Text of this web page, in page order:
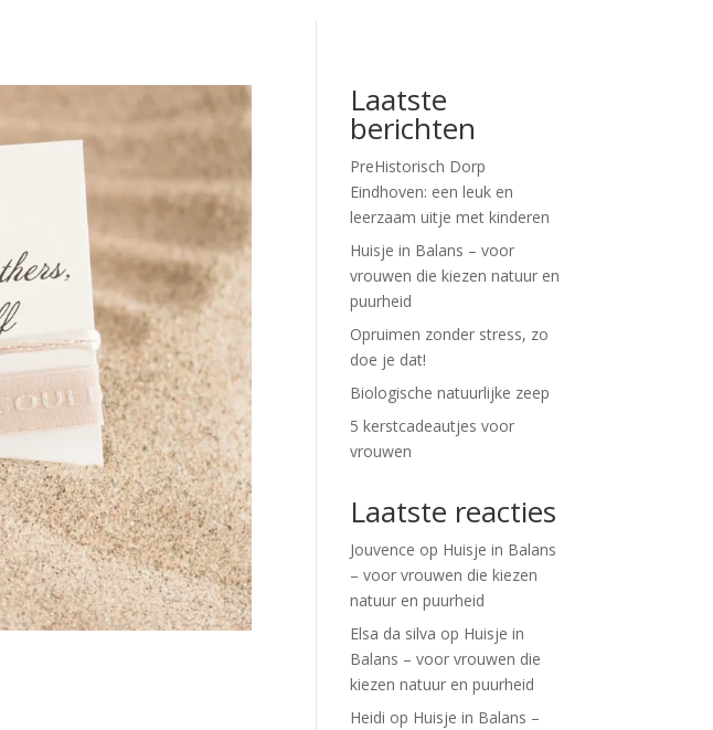
Laatste
berichten
PreHistorisch Dorp
Eindhoven: een leuk en
leerzaam uitje met kinderen
Huisje in Balans – voor
vrouwen die kiezen natuur en
puurheid
Opruimen zonder stress, zo
doe je dat!
Biologische natuurlijke zeep
5 kerstcadeautjes voor
vrouwen
Laatste reacties
Jouvence op Huisje in Balans
– voor vrouwen die kiezen
natuur en puurheid
Elsa da silva op Huisje in
Balans – voor vrouwen die
kiezen natuur en puurheid
Heidi op Huisje in Balans –